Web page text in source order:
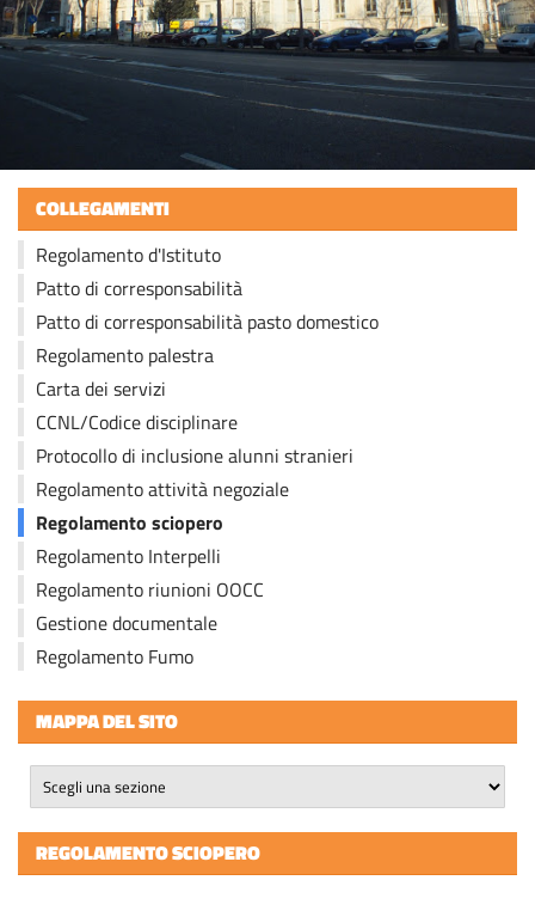
COLLEGAMENTI
Regolamento d'Istituto
Patto di corresponsabilità
Patto di corresponsabilità pasto domestico
Regolamento palestra
Carta dei servizi
CCNL/Codice disciplinare
Protocollo di inclusione alunni stranieri
Regolamento attività negoziale
Regolamento sciopero
Regolamento Interpelli
Regolamento riunioni OOCC
Gestione documentale
Regolamento Fumo
MAPPA DEL SITO
REGOLAMENTO SCIOPERO